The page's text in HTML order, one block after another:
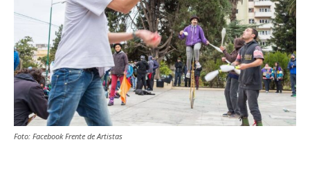
Foto: Facebook Frente de Artistas